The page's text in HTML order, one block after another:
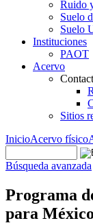
Ruido
Suelo
Suelo
Instituciones
PAOT
Acervo
Sitios
InicioAcervo físico
Búsqueda avanzada
Programa
para México